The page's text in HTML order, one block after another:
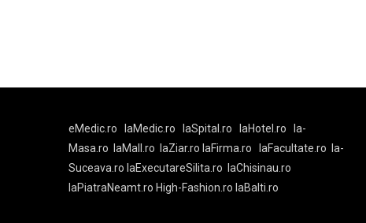
eMedic.ro laMedic.ro laSpital.ro laHotel.ro
la-
Masa.ro
laMall.ro laZiar.ro laFirma.ro laFacultate.ro
la-
Suceava.ro laExecutareSilita.ro
laChisinau.ro
laPiatraNeamt.ro High-Fashion.ro laBalti.ro